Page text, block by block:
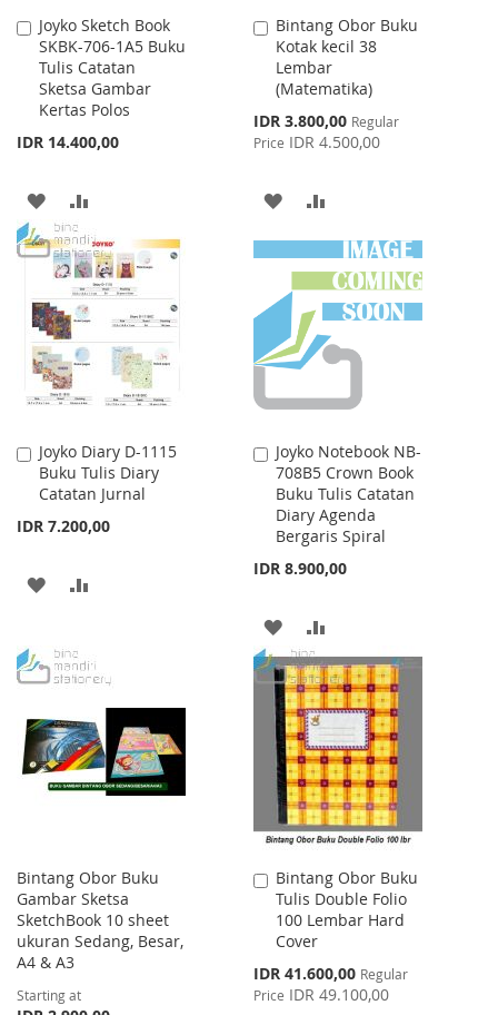
Joyko Sketch Book
SKBK-706-1A5 Buku
Tulis Catatan
Sketsa Gambar
Kertas Polos
IDR 14.400,00
Add
to
Cart
ADD
TO
WISH
LIST
TO
COMPARE
Bintang Obor Buku
Kotak kecil 38
Lembar
(Matematika)
Special
Price
IDR 3.800,00 Regular
Price IDR 4.500,00
Add
to
Cart
ADD
TO
WISH
LIST
TO
COMPARE
Joyko Diary D-1115
Buku Tulis Diary
Catatan Jurnal
IDR 7.200,00
Add
to
Cart
ADD
WISHCOMPARE
Joyko Notebook NB-
708B5 Crown Book
Buku Tulis Catatan
Diary Agenda
Bergaris Spiral
IDR 8.900,00
Add
to
Cart
ADD
TO
WISH
LIST
TO
COMPARE
Bintang Obor Buku
Gambar Sketsa
SketchBook 10 sheet
ukuran Sedang, Besar,
A4 & A3
Starting at
Bintang Obor Buku
Tulis Double Folio
100 Lembar Hard
Cover
Special
Price
IDR 41.600,00 Regular
Price IDR 49.100,00
Add
to
Cart